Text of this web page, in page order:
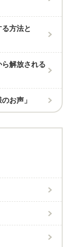
る方法と
ら解放される
お声」